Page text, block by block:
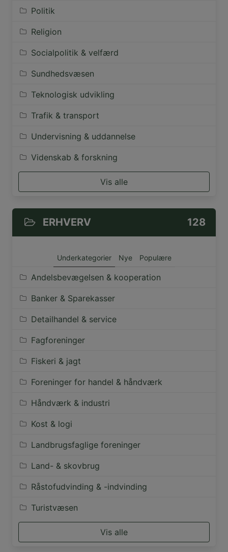
Politik
Religion
Socialpolitik & velfærd
Sundhedsvæsen
Teknologisk udvikling
Trafik & transport
Undervisning & uddannelse
Videnskab & forskning
Vis alle
ERHVERV 128
Underkategorier Nye Populære
Andelsbevægelsen & kooperation
Banker & Sparekasser
Detailhandel & service
Fagforeninger
Fiskeri & jagt
Foreninger for handel & håndværk
Håndværk & industri
Kost & logi
Landbrugsfaglige foreninger
Land- & skovbrug
Råstofudvinding & -indvinding
Turistvæsen
Vis alle